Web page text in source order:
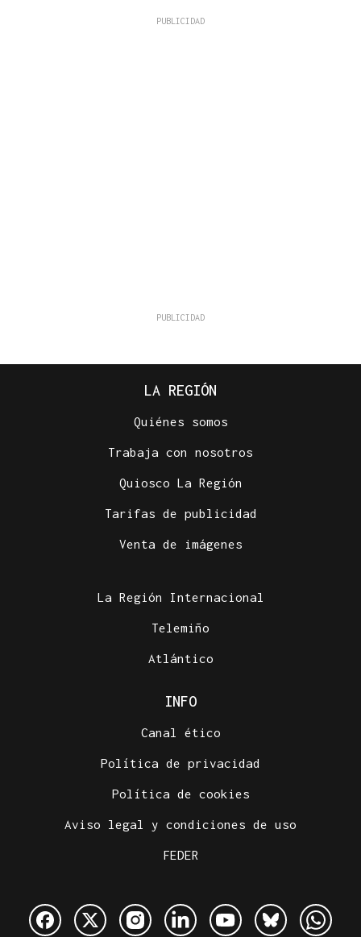
LA REGIÓN
Quiénes somos
Trabaja con nosotros
Quiosco La Región
Tarifas de publicidad
Venta de imágenes
La Región Internacional
Telemiño
Atlántico
INFO
Canal ético
Política de privacidad
Política de cookies
Aviso legal y condiciones de uso
FEDER